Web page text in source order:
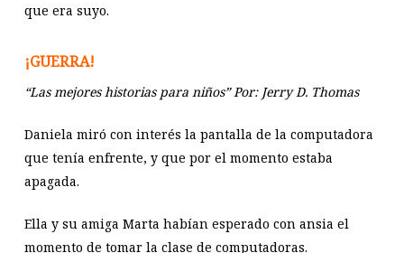
que era suyo.
¡GUERRA!
“Las mejores historias para niños” Por: Jerry D. Thomas
Daniela miró con interés la pantalla de la computadora
que tenía enfrente, y que por el momento estaba
apagada.
Ella y su amiga Marta habían esperado con ansia el
momento de tomar la clase de computadoras.